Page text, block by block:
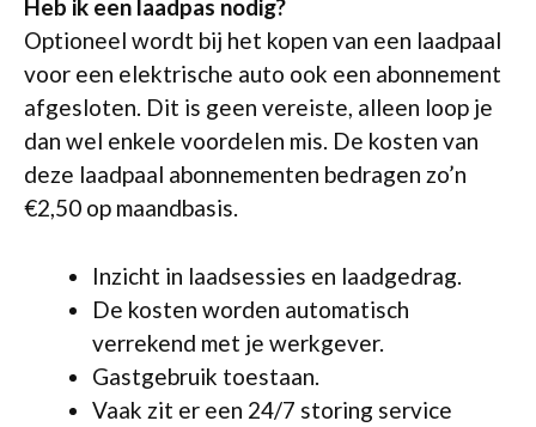
Heb ik een laadpas nodig?
Optioneel wordt bij het kopen van een laadpaal
voor een elektrische auto ook een abonnement
afgesloten. Dit is geen vereiste, alleen loop je
dan wel enkele voordelen mis. De kosten van
deze laadpaal abonnementen bedragen zo’n
€2,50 op maandbasis.
Inzicht in laadsessies en laadgedrag.
De kosten worden automatisch
verrekend met je werkgever.
Gastgebruik toestaan.
Vaak zit er een 24/7 storing service